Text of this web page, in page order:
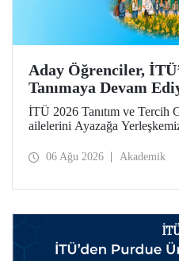
Aday Öğrenciler,
Tanımaya Devam
İTÜ 2026 Tanıtım ve Tercih
ailelerini Ayazağa
ilgili fakülte ve birimler
06 Ağu 2026 Akademik